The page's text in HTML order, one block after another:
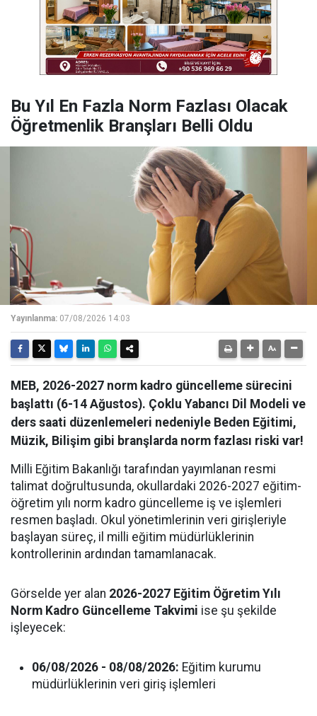
Bu Yıl En Fazla Norm Fazlası Olacak
Öğretmenlik Branşları Belli Oldu
Yayınlanma: 07/08/2026 14:03
MEB, 2026-2027 norm kadro güncelleme sürecini
başlattı (6-14 Ağustos). Çoklu Yabancı Dil Modeli ve
ders saati düzenlemeleri nedeniyle Beden Eğitimi,
Müzik, Bilişim gibi branşlarda norm fazlası riski var!
Milli Eğitim Bakanlığı tarafından yayımlanan resmi
talimat doğrultusunda, okullardaki 2026-2027 eğitim-
öğretim yılı norm kadro güncelleme iş ve işlemleri
resmen başladı. Okul yönetimlerinin veri girişleriyle
başlayan süreç, il milli eğitim müdürlüklerinin
kontrollerinin ardından tamamlanacak.
Görselde yer alan 2026-2027 Eğitim Öğretim Yılı
Norm Kadro Güncelleme Takvimi ise şu şekilde
işleyecek:
06/08/2026 - 08/08/2026: Eğitim kurumu
müdürlüklerinin veri giriş işlemleri